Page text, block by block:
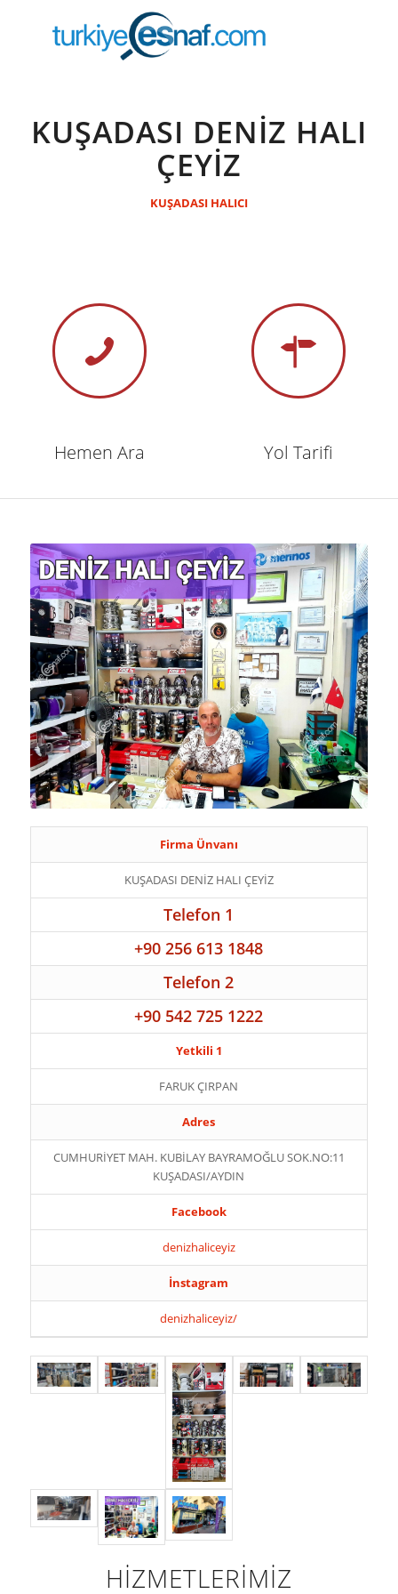
KUŞADASI DENİZ HALI
ÇEYİZ
KUŞADASI HALICI
Hemen Ara Yol Tarifi
Firma Ünvanı
KUŞADASI DENİZ HALI ÇEYİZ
Telefon 1
+90 256 613 1848
Telefon 2
+90 542 725 1222
Yetkili 1
FARUK ÇIRPAN
Adres
CUMHURİYET MAH. KUBİLAY BAYRAMOĞLU SOK.NO:11
KUŞADASI/AYDIN
Facebook
denizhaliceyiz
İnstagram
denizhaliceyiz/
HİZMETLERİMİZ